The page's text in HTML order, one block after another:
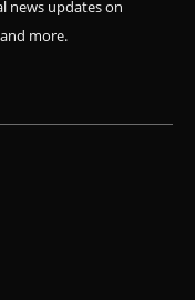
news updates on
more.